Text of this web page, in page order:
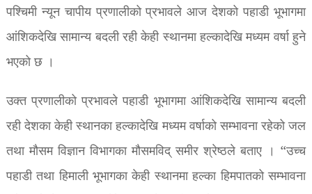
पश्चिमी न्यून चापीय प्रणालीको प्रभावले आज देशको पहाडी भूभागमा
आंशिकदेखि सामान्य बदली रही केही स्थानमा हल्कादेखि मध्यम वर्षा हुने
भएको छ ।
उक्त प्रणालीको प्रभावले पहाडी भूभागमा आंशिकदेखि सामान्य बदली
रही देशका केही स्थानका हल्कादेखि मध्यम वर्षाको सम्भावना रहेको जल
तथा मौसम विज्ञान विभागका मौसमविद् समीर श्रेष्ठले बताए । “उच्च
पहाडी तथा हिमाली भूभागका केही स्थानमा हल्का हिमपातको सम्भावना